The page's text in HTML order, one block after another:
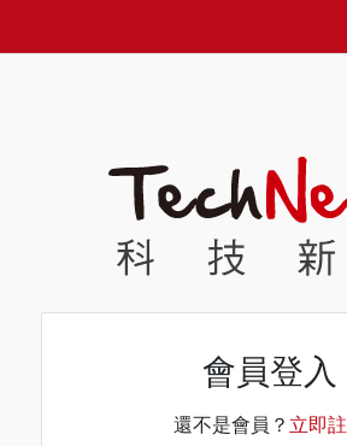
會員登入
還不是會員？ 立即